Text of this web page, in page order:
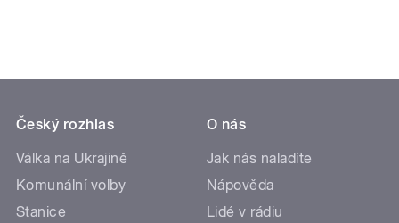
Český rozhlas
Válka na Ukrajině
Komunální volby
Stanice
O nás
Jak nás naladíte
Nápověda
Lidé v rádiu